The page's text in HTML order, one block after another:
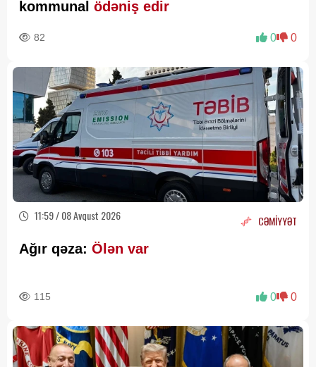
kommunal ödəniş edir
82 0 0
11:59 / 08 Avqust 2026 CƏMİYYƏT
Ağır qəza: Ölən var
115 0 0